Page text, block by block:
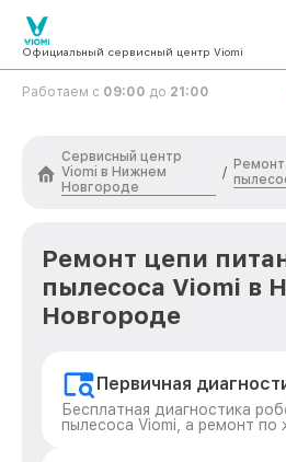
Официальный сервисный центр Viomi
Работаем с 09:00 до 21:00
Сервисный центр
Viomi в Нижнем
Новгороде
/
Ремонт цепи
пылесоса Viomi в
Новгороде
Первичная
Бесплатная диагностика
пылесоса Viomi, а ремонт по